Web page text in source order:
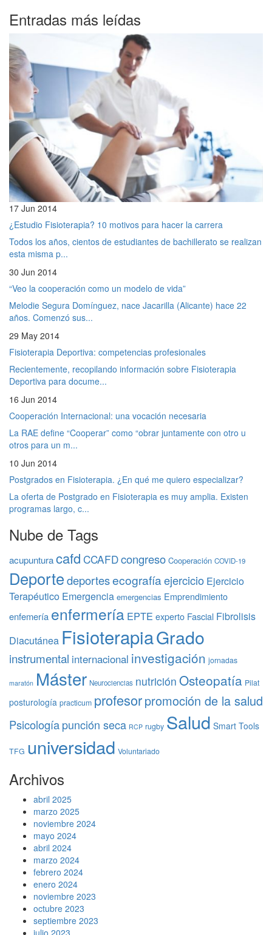
Entradas más leídas
17 Jun 2014
¿Estudio Fisioterapia? 10 motivos para hacer la carrera
Todos los años, cientos de estudiantes de bachillerato se realizan
esta misma p...
30 Jun 2014
“Veo la cooperación como un modelo de vida”
Melodie Segura Domínguez, nace Jacarilla (Alicante) hace 22
años. Comenzó sus...
29 May 2014
Fisioterapia Deportiva: competencias profesionales
Recientemente, recopilando información sobre Fisioterapia
Deportiva para docume...
16 Jun 2014
Cooperación Internacional: una vocación necesaria
La RAE define “Cooperar” como “obrar juntamente con otro u
otros para un m...
10 Jun 2014
Postgrados en Fisioterapia. ¿En qué me quiero especializar?
La oferta de Postgrado en Fisioterapia es muy amplia. Existen
programas largo, c...
Nube de Tags
acupunturacafd CCAFDcongreso Cooperación COVID-19
Deportedeportesecografíaejercicio Ejercicio
Terapéutico Emergencia emergencias Emprendimiento
enfemería enfermería EPTE experto Fascial Fibrolisis
Diacutánea FisioterapiaGrado
instrumental internacional investigación jornadas
maratón Máster Neurociencias nutrición Osteopatía Pilat
posturología practicum profesorpromoción de la salud
Psicologíapunción seca RCP rugby Salud Smart Tools
TFG universidad Voluntariado
Archivos
abril 2025
marzo 2025
noviembre 2024
mayo 2024
abril 2024
marzo 2024
febrero 2024
enero 2024
noviembre 2023
octubre 2023
septiembre 2023
julio 2023